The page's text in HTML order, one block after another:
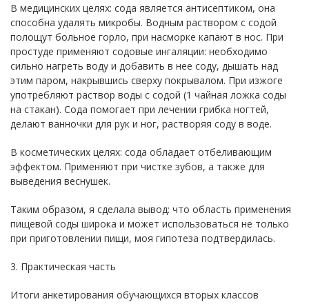
В медицинских целях: сода является антисептиком, она
способна удалять микробы. Водным раствором с содой
полощут больное горло, при насморке капают в нос. При
простуде применяют содовые ингаляции: необходимо
сильно нагреть воду и добавить в нее соду, дышать над
этим паром, накрывшись сверху покрывалом. При изжоге
употребляют раствор воды с содой (1 чайная ложка соды
на стакан). Сода помогает при лечении грибка ногтей,
делают ванночки для рук и ног, растворяя соду в воде.
В косметических целях: сода обладает отбеливающим
эффектом. Применяют при чистке зубов, а также для
выведения веснушек.
Таким образом, я сделала вывод: что область применения
пищевой соды широка и может использоваться не только
при приготовлении пищи, моя гипотеза подтвердилась.
3. Практическая часть
Итоги анкетирования обучающихся вторых классов